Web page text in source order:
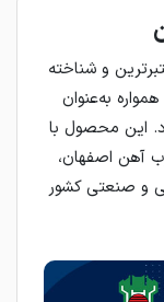
و شناخته‌
به‌عنوان
این محصول با
ذوب‌ آهن اصفهان،
و صنعتی کشور